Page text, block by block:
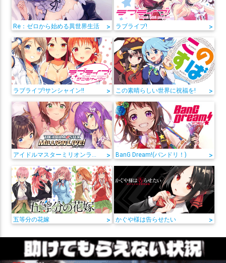
Re：ゼロから始める異世界生活 > ラブライブ! >
ラブライブ!サンシャイン!! > この素晴らしい世界に祝福を! >
アイドルマスターミリオンライブ! > BanG Dream!(バンドリ！) >
五等分の花嫁 > かぐや様は告らせたい >